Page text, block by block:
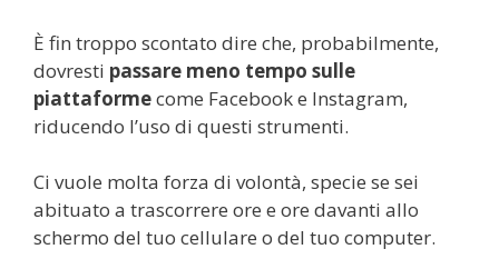
È fin troppo scontato dire che, probabilmente,
dovresti passare meno tempo sulle
piattaformecome Facebook e Instagram,
riducendo l’uso di questi strumenti.
Ci vuole molta forza di volontà, specie se sei
abituato a trascorrere ore e ore davanti allo
schermo del tuo cellulare o del tuo computer.